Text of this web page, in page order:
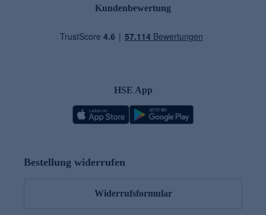
Kundenbewertung
HSE App
Bestellung widerrufen
Widerrufsformular